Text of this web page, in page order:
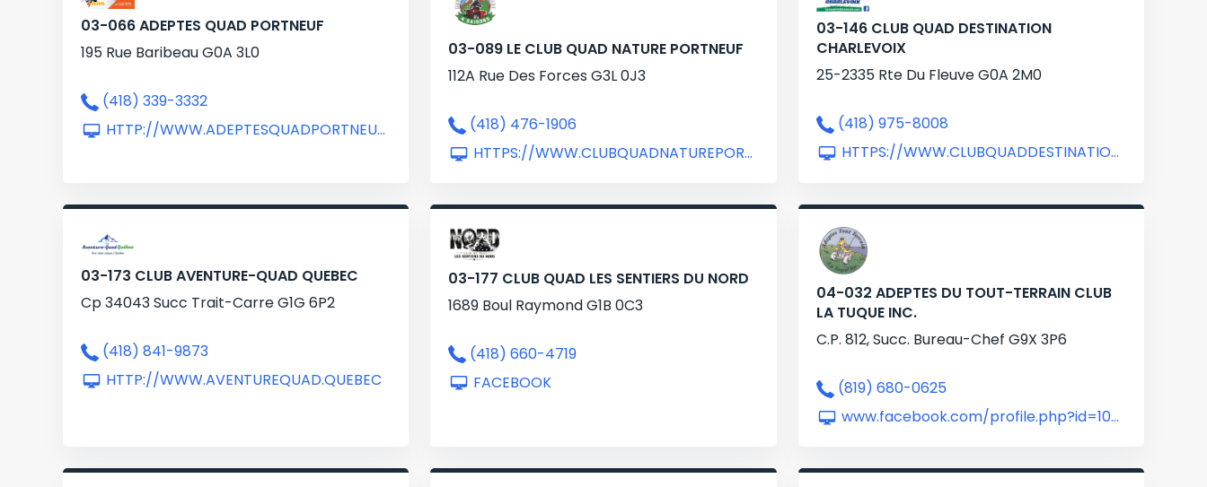
03-066 ADEPTES QUAD PORTNEUF
195 Rue Baribeau G0A 3L0
(418) 339-3332
HTTP://WWW.ADEPTESQUADPORTNEUF.COM
03-089 LE CLUB QUAD NATURE PORTNEUF
112A Rue Des Forces G3L 0J3
(418) 476-1906
HTTPS://WWW.CLUBQUADNATUREPORTNEUF.COM/
03-146 CLUB QUAD DESTINATION
CHARLEVOIX
25-2335 Rte Du Fleuve G0A 2M0
(418) 975-8008
HTTPS://WWW.CLUBQUADDESTINATIONCHARLEVOIX.COM/
03-173 CLUB AVENTURE-QUAD QUEBEC
Cp 34043 Succ Trait-Carre G1G 6P2
(418) 841-9873
HTTP://WWW.AVENTUREQUAD.QUEBEC
03-177 CLUB QUAD LES SENTIERS DU NORD
1689 Boul Raymond G1B 0C3
(418) 660-4719
FACEBOOK
04-032 ADEPTES DU TOUT-TERRAIN CLUB
LA TUQUE INC.
C.P. 812, Succ. Bureau-Chef G9X 3P6
(819) 680-0625
www.facebook.com/profile.php?id=100064657150976